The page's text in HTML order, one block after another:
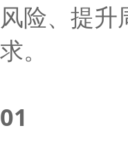
风险、提
求。
01